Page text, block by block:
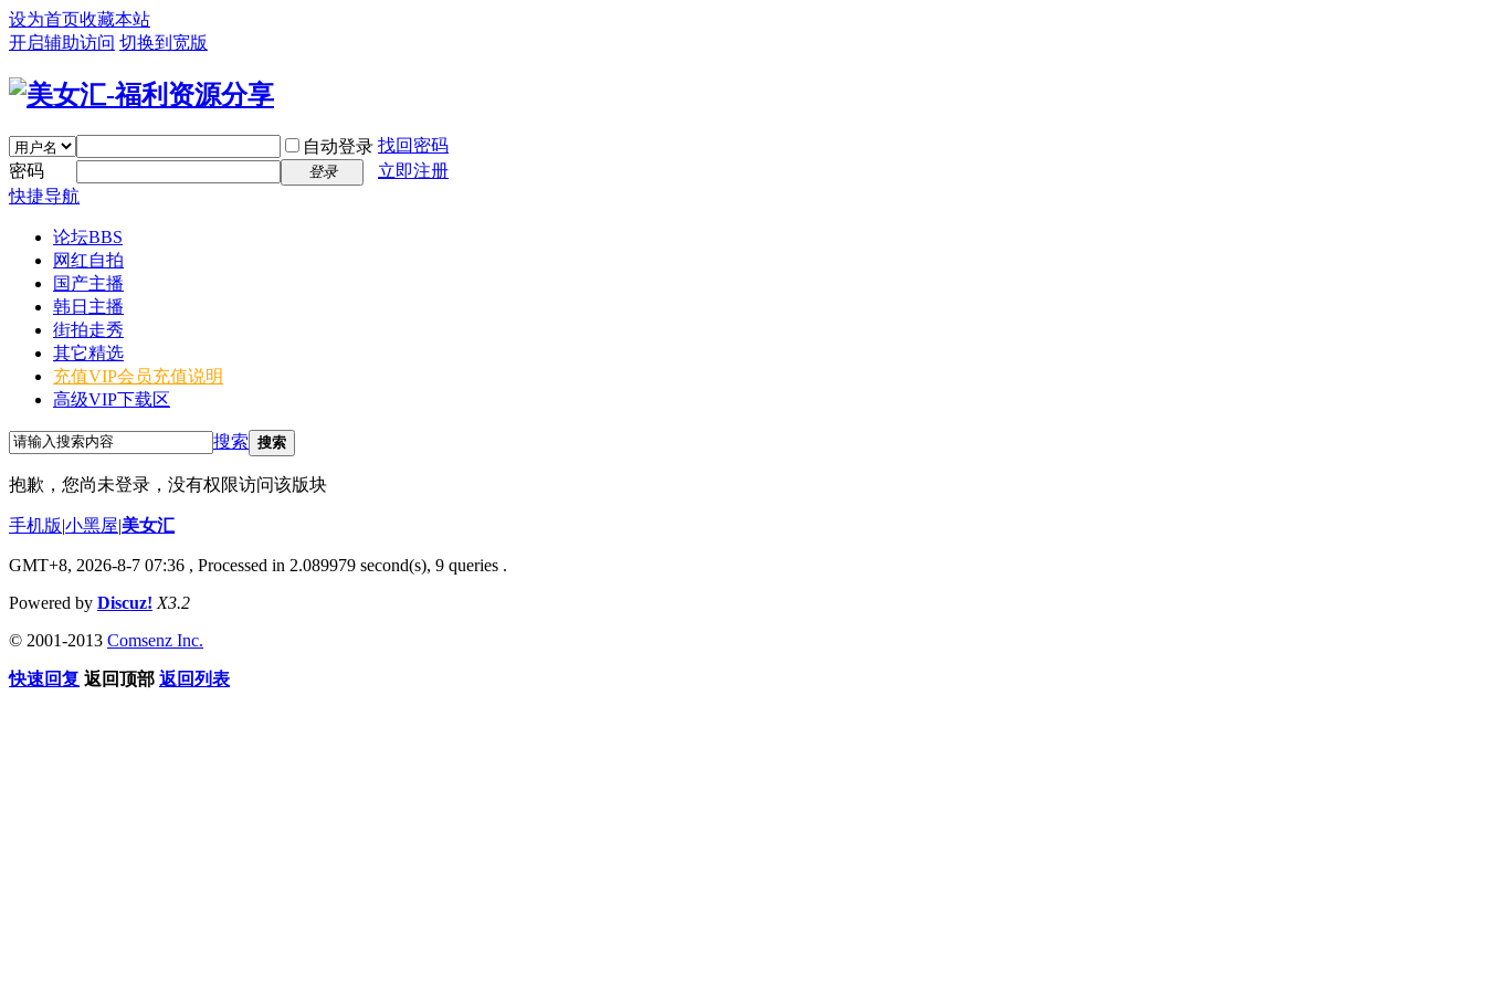
设为首页收藏本站
开启辅助访问 切换到宽版
自动登录 找回密码
密码
登录
立即注册
快捷导航
论坛BBS
网红自拍
国产主播
韩日主播
街拍走秀
其它精选
充值VIP会员充值说明
高级VIP下载区
搜索 搜索
抱歉，您尚未登录，没有权限访问该版块
手机版|小黑屋|美女汇
GMT+8, 2026-8-7 07:36 , Processed in 2.089979 second(s), 9 queries .
Powered by Discuz! X3.2
© 2001-2013 Comsenz Inc.
快速回复 返回顶部 返回列表